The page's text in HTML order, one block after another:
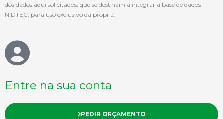
dos dados aqui solicitados, que se destinam a integrar a base de dados
NIDTEC, para uso exclusivo da própria.
Entre na sua conta
PEDIR ORÇAMENTO